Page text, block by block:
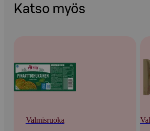
Katso myös
Valmisruoka